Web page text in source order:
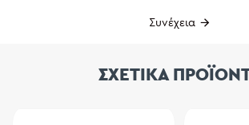
Συνέχεια
ΣΧΕΤΙΚΑ